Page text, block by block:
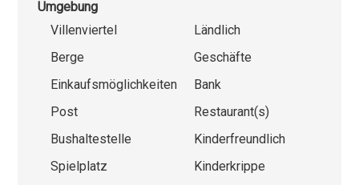
Umgebung
Villenviertel
Ländlich
Berge
Geschäfte
Einkaufsmöglichkeiten
Bank
Post
Restaurant(s)
Bushaltestelle
Kinderfreundlich
Spielplatz
Kinderkrippe